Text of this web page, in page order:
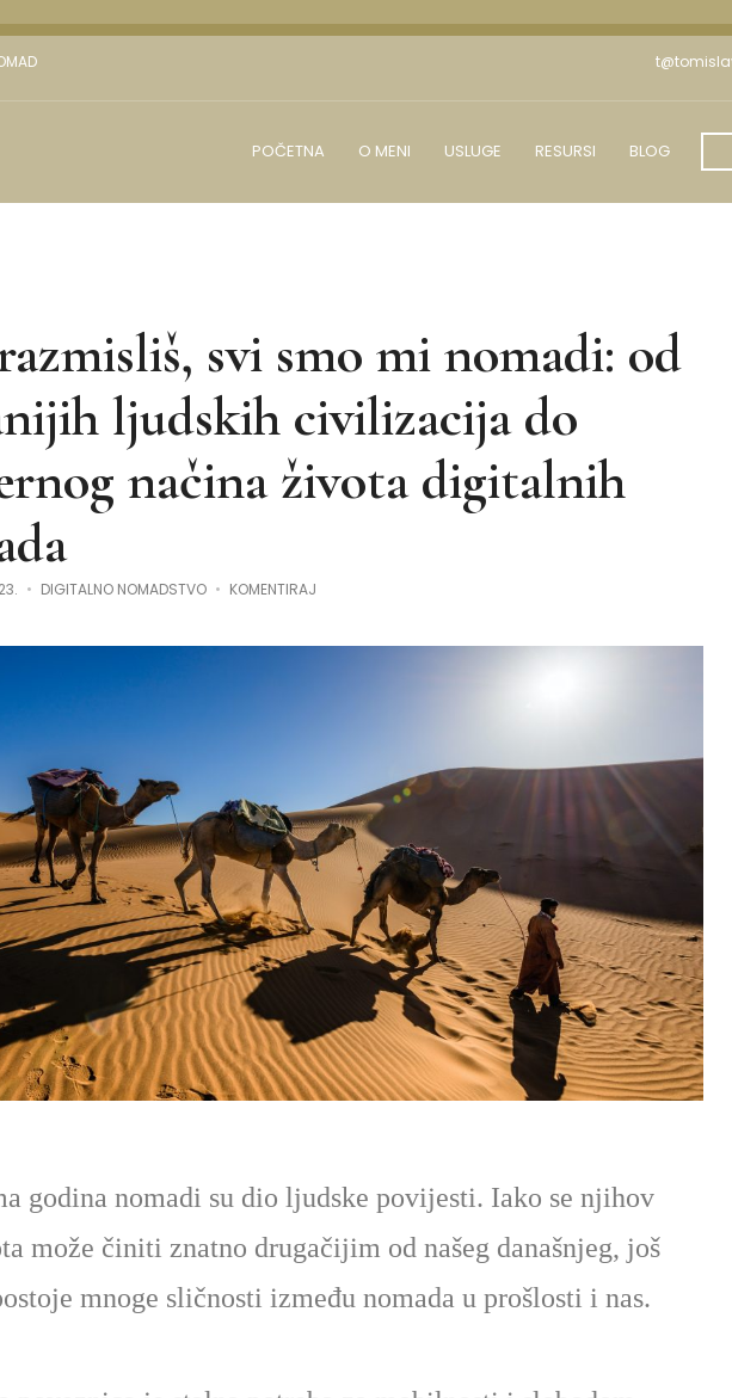
POČETNA O MENI USLUGE RESURSI BLOG
svi smo mi nomadi: od
ljudskih civilizacija do
načina života digitalnih
DIGITALNO NOMADSTVO KOMENTIRAJ
godina nomadi su dio ljudske povijesti. Iako se njihov
može činiti znatno drugačijim od našeg današnjeg, još
mnoge sličnosti između nomada u prošlosti i nas.